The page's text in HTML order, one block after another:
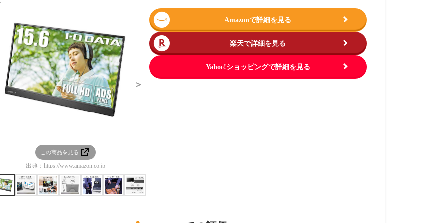
この商品を見る
出典： https://www.amazon.co.jp
＞
Amazonで詳細を見る
楽天で詳細を見る
Yahoo!ショッピングで詳細を見る